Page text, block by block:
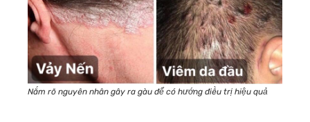
Nắm rõ nguyên nhân gây ra gàu để có hướng điều trị hiệu quả